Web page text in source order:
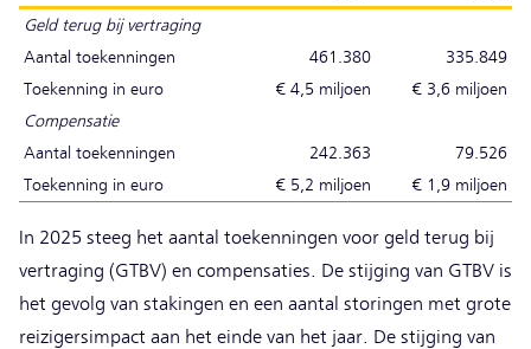
Geld terug bij vertraging
Aantal toekenningen
461.380
335.849
Toekenning in euro
€ 4,5 miljoen
€ 3,6 miljoen
Compensatie
Aantal toekenningen
242.363
79.526
Toekenning in euro
€ 5,2 miljoen € 1,9 miljoen
In 2025 steeg het aantal toekenningen voor geld terug bij
vertraging (GTBV) en compensaties. De stijging van GTBV is
het gevolg van stakingen en een aantal storingen met grote
reizigersimpact aan het einde van het jaar. De stijging van